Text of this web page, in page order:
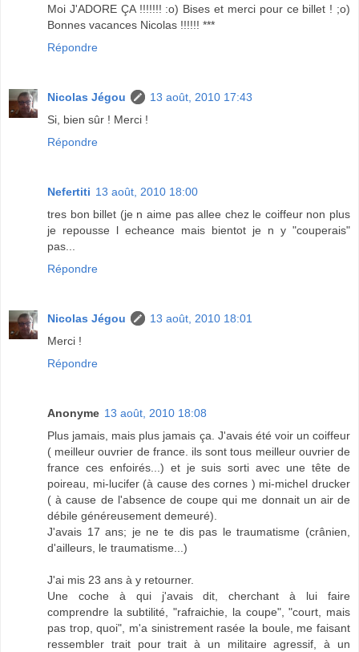
Moi J'ADORE ÇA !!!!!!! :o) Bises et merci pour ce billet ! ;o)
Bonnes vacances Nicolas !!!!!! ***
Répondre
Nicolas Jégou
13 août, 2010 17:43
Si, bien sûr ! Merci !
Répondre
Nefertiti 13 août, 2010 18:00
tres bon billet (je n aime pas allee chez le coiffeur non plus
je repousse l echeance mais bientot je n y "couperais"
pas...
Répondre
Nicolas Jégou
13 août, 2010 18:01
Merci !
Répondre
Anonyme 13 août, 2010 18:08
Plus jamais, mais plus jamais ça. J'avais été voir un coiffeur
( meilleur ouvrier de france. ils sont tous meilleur ouvrier de
france ces enfoirés...) et je suis sorti avec une tête de
poireau, mi-lucifer (à cause des cornes ) mi-michel drucker
( à cause de l'absence de coupe qui me donnait un air de
débile généreusement demeuré).
J'avais 17 ans; je ne te dis pas le traumatisme (crânien,
d'ailleurs, le traumatisme...)
J'ai mis 23 ans à y retourner.
Une coche à qui j'avais dit, cherchant à lui faire
comprendre la subtilité, "rafraichie, la coupe", "court, mais
pas trop, quoi", m'a sinistrement rasée la boule, me faisant
ressembler trait pour trait à un militaire agressif, à un